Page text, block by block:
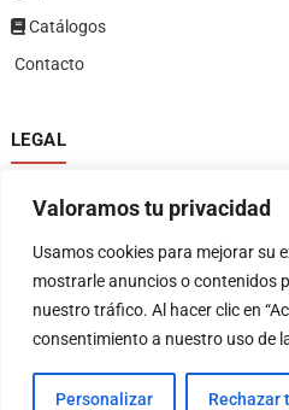
Valoramos tu privacidad
Usamos cookies para mejorar su
mostrarle anuncios o contenidos
nuestro tráfico. Al hacer clic en
consentimiento a nuestro uso de
Personalizar Rechazar
Catálogos
Contacto
LEGAL
Política de privacidad
Política de devoluciones y reembolsos
Términos y condiciones
FERRETERIA EL ARROYO | Diseñado